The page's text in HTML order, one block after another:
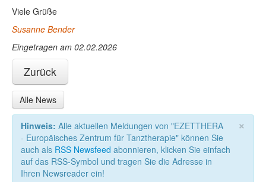
Viele Grüße
Susanne Bender
Eingetragen am 02.02.2026
Zurück
Alle News
×
Hinweis: Alle aktuellen Meldungen von "EZETTHERA
- Europäisches Zentrum für Tanztherapie" können Sie
auch als RSS Newsfeed abonnieren, klicken Sie einfach
auf das RSS-Symbol und tragen Sie die Adresse in
Ihren Newsreader ein!